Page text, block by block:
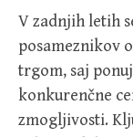
V zadnjih letih
posameznikov
trgom, saj
konkurenčne
zmogljivosti.